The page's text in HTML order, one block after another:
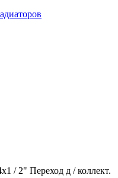
/ 2" Переход д / коллект.